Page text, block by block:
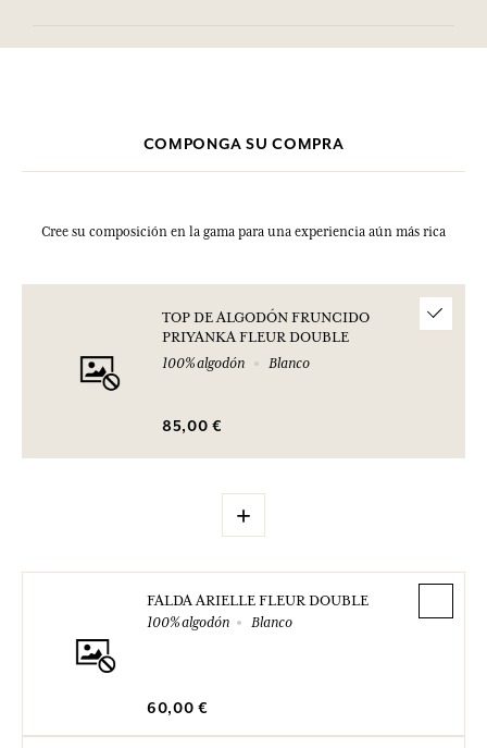
COMPONGA SU COMPRA
Cree su composición en la gama para una experiencia aún más rica
TOP DE ALGODÓN FRUNCIDO
PRIYANKA FLEUR DOUBLE
100% algodón
Blanco
85,00 €
+
FALDA ARIELLE FLEUR DOUBLE
100% algodón
Blanco
60,00 €